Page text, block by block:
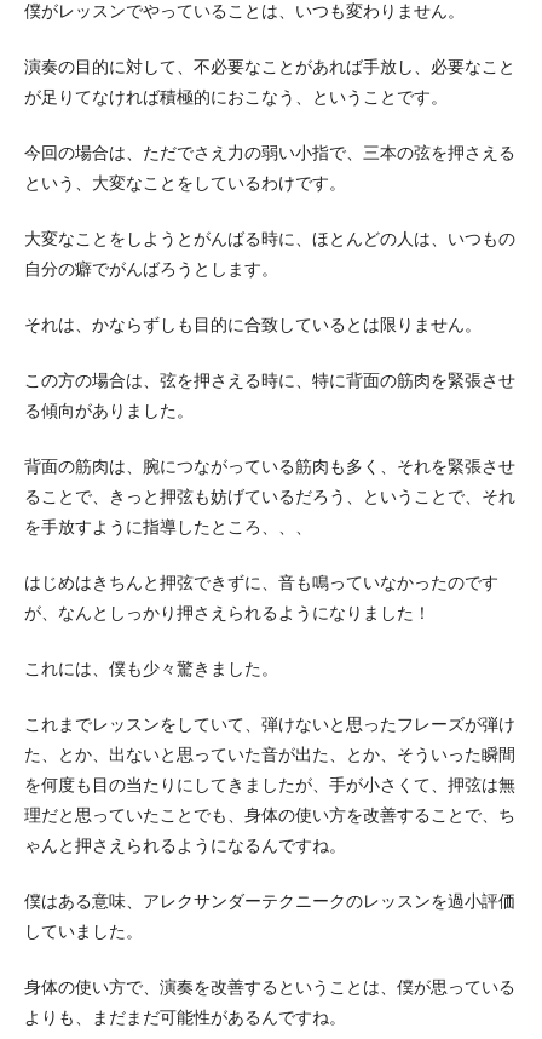
僕がレッスンでやっていることは、いつも変わりません。
演奏の目的に対して、不必要なことがあれば手放し、必要なこと
が足りてなければ積極的におこなう、ということです。
今回の場合は、ただでさえ力の弱い小指で、三本の弦を押さえる
という、大変なことをしているわけです。
大変なことをしようとがんばる時に、ほとんどの人は、いつもの
自分の癖でがんばろうとします。
それは、かならずしも目的に合致しているとは限りません。
この方の場合は、弦を押さえる時に、特に背面の筋肉を緊張させ
る傾向がありました。
背面の筋肉は、腕につながっている筋肉も多く、それを緊張させ
ることで、きっと押弦も妨げているだろう、ということで、それ
を手放すように指導したところ、、、
はじめはきちんと押弦できずに、音も鳴っていなかったのです
が、なんとしっかり押さえられるようになりました！
これには、僕も少々驚きました。
これまでレッスンをしていて、弾けないと思ったフレーズが弾け
た、とか、出ないと思っていた音が出た、とか、そういった瞬間
を何度も目の当たりにしてきましたが、手が小さくて、押弦は無
理だと思っていたことでも、身体の使い方を改善することで、ち
ゃんと押さえられるようになるんですね。
僕はある意味、アレクサンダーテクニークのレッスンを過小評価
していました。
身体の使い方で、演奏を改善するということは、僕が思っている
よりも、まだまだ可能性があるんですね。